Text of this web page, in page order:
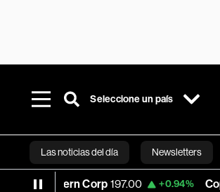
Seleccione un país
Las noticias del día Newsletters
Corp 197.00 +0.94% Copa Holdings